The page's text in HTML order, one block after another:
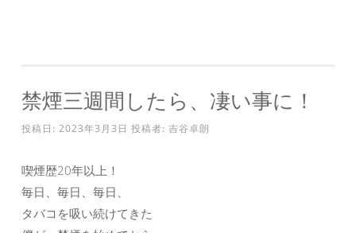
禁煙三週間したら、凄い事に！
投稿日: 2023年3月3日 投稿者: 吉谷卓朗
喫煙歴20年以上！
毎日、毎日、毎日、
タバコを吸い続けてきた